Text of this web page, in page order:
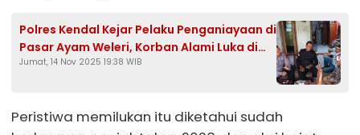
Polres Kendal Kejar Pelaku Penganiayaan di
Pasar Ayam Weleri, Korban Alami Luka di
Kepala
Jumat, 14 Nov 2025 19:38 WIB
Peristiwa memilukan itu diketahui sudah